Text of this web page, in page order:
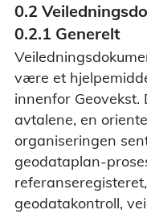
0.2
0.2.1 Generelt
være et
innenfor Geovekst.
avtalene, en
organiseringen
geodataplan-
geodatakontroll,